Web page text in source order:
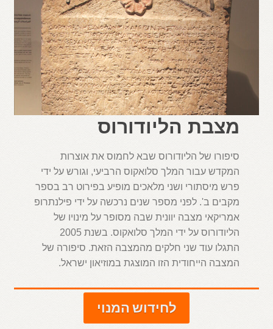
מצבת הליודורוס
סיפורו של הליודורוס שבא לחמוס את אוצרות
המקדש עבור המלך סלואקוס הרביעי, וגורש על ידי
פרש מיסתורי ושני מלאכים מופיע בפירוט רב בספר
מקבים ב'. לפני מספר שנים נרכשה על ידי פילנתרופ
אמריקאי מצבה יוונית שבה מסופר על מינויו של
הליודורוס על ידי המלך סלואקוס. בשנת 2005
התגלו עוד שני חלקים מהמצבה הזאת. סיפורה של
המצבה הייחודית הזו המוצגת במוזיאון ישראל.
לחידוש המנוי